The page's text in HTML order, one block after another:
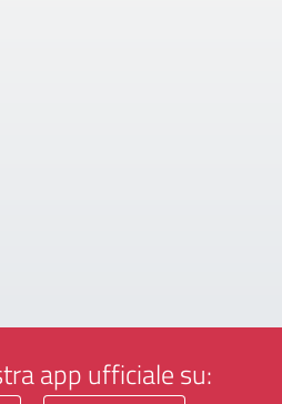
app ufficiale su: